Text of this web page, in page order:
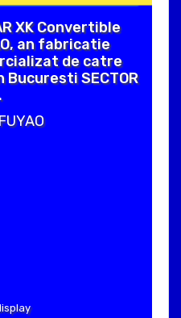
XK Convertible
an fabricatie
de catre
SECTOR